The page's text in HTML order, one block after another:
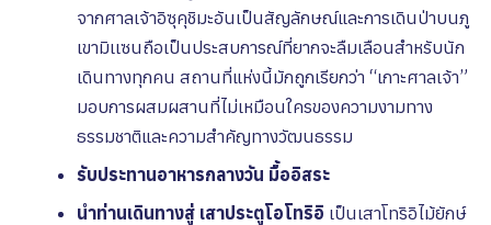
จากศาลเจ้าอิซุคุชิมะอันเป็นสัญลักษณ์และการเดินป่าบนภู
เขามิเเซนถือเป็นประสบการณ์ที่ยากจะลืมเลือนสำหรับนัก
เดินทางทุกคน สถานที่แห่งนี้มักถูกเรียกว่า “เกาะศาลเจ้า”
มอบการผสมผสานที่ไม่เหมือนใครของความงามทาง
ธรรมชาติและความสำคัญทางวัฒนธรรม
รับประทานอาหารกลางวัน มื้ออิสระ
นำท่านเดินทางสู่ เสาประตูโอโทริอิ เป็นเสาโทริอิไม้ยักษ์